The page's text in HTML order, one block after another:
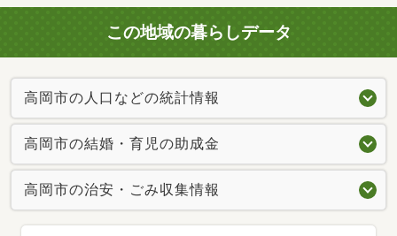
この地域の暮らしデータ
高岡市の人口などの統計情報
高岡市の結婚・育児の助成金
高岡市の治安・ごみ収集情報